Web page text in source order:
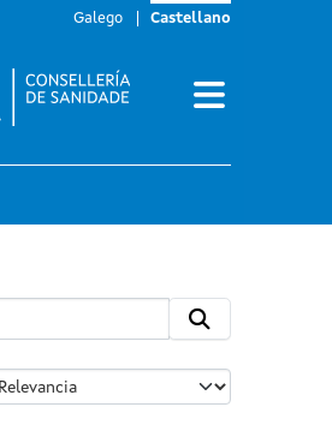
Galego Castellano